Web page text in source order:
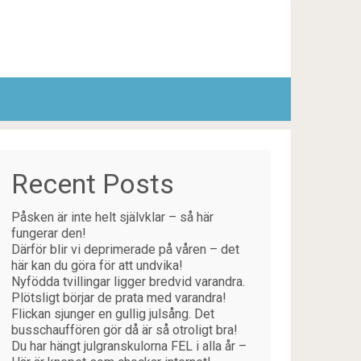
Recent Posts
Påsken är inte helt självklar – så här
fungerar den!
Därför blir vi deprimerade på våren – det
här kan du göra för att undvika!
Nyfödda tvillingar ligger bredvid varandra.
Plötsligt börjar de prata med varandra!
Flickan sjunger en gullig julsång. Det
busschauffören gör då är så otroligt bra!
Du har hängt julgranskulorna FEL i alla år –